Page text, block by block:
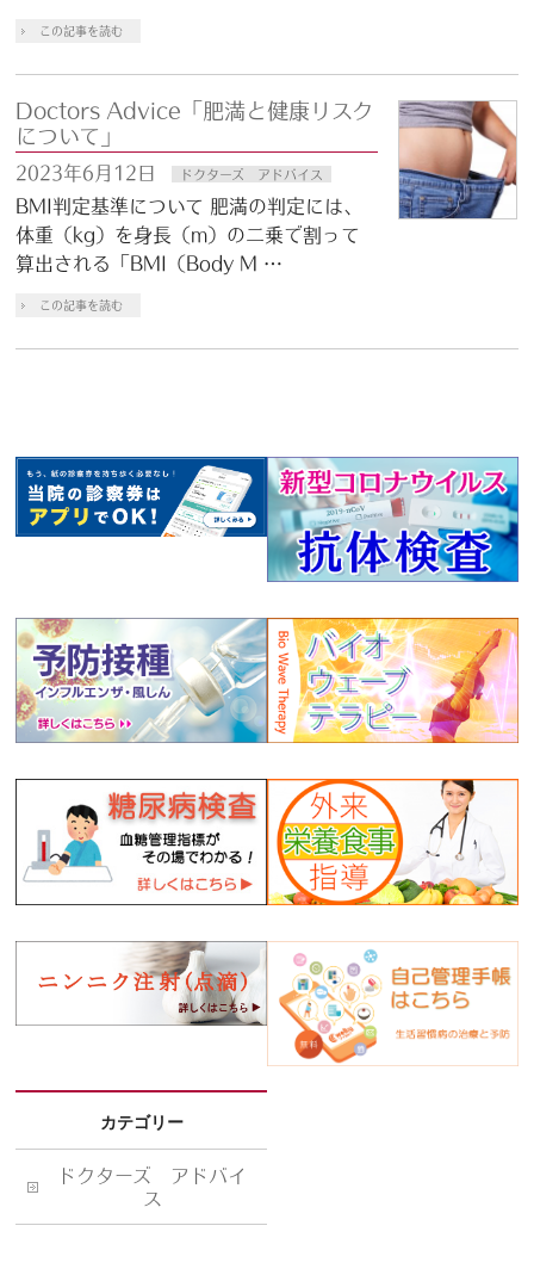
この記事を読む
Doctors Advice「肥満と健康リスク
について」
2023年6月12日 ドクターズ アドバイス
BMI判定基準について 肥満の判定には、
体重（kg）を身長（m）の二乗で割って
算出される「BMI（Body M …
この記事を読む
カテゴリー
ドクターズ アドバイ
ス